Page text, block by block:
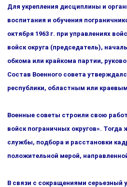
Для укрепления дисциплины и
воспитания и обучения
октября 1963 г. при управлениях
войск округа (председатель),
обкома или крайкома партии,
Состав Военного совета
республики, областным или
Военные советы строили свою
войск пограничных округов».
службы, подбора и расстановки
положительной мерой,
В связи с сокращениями серьезный